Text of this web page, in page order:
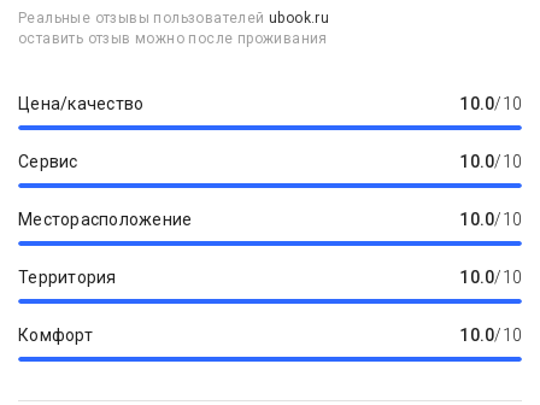
Реальные отзывы пользователейubook.ru
оставить отзыв можно после проживания
Цена/качество 10.0/10
Сервис 10.0/10
Месторасположение 10.0/10
Территория 10.0/10
Комфорт 10.0/10